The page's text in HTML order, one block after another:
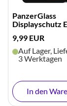
PanzerGlass
Displayschutz
9,99 EUR
Auf Lager,
3 Werktagen
In den